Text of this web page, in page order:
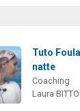
Nathaniel vient de
6 personnes viennent de faire un don
Tuto
natte
Coaching
Laura